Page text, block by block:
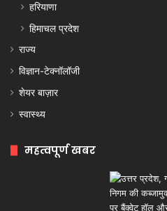
हरियाणा
हिमाचल प्रदेश
राज्य
विज्ञान-टेक्नॉलॉजी
शेयर बाज़ार
स्वास्थ्य
महत्वपूर्ण खबर